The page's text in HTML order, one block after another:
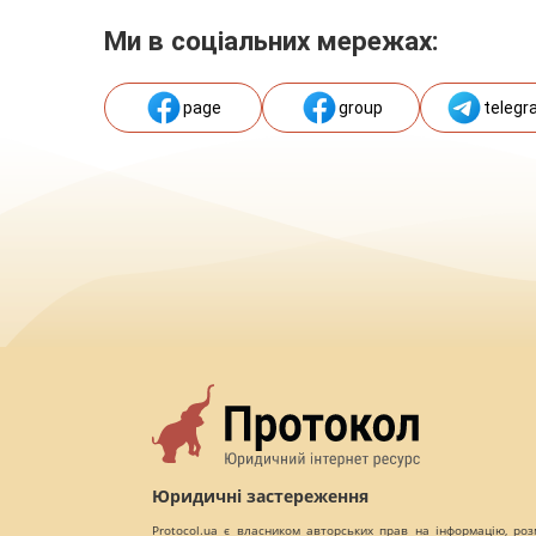
Ми в соціальних мережах:
page group
Юридичні застереження
Protocol.ua є власником авторських прав на інформацію,